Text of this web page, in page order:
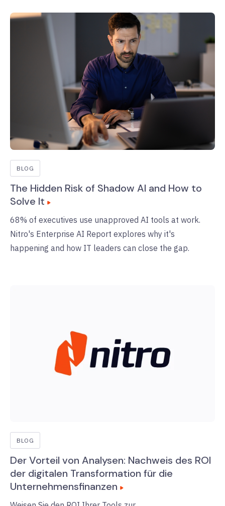
BLOG
The Hidden Risk of Shadow AI and How to
Solve It
68% of executives use unapproved AI tools at work.
Nitro's Enterprise AI Report explores why it's
happening and how IT leaders can close the gap.
BLOG
Der Vorteil von Analysen: Nachweis des ROI
der digitalen Transformation für die
Unternehmensfinanzen